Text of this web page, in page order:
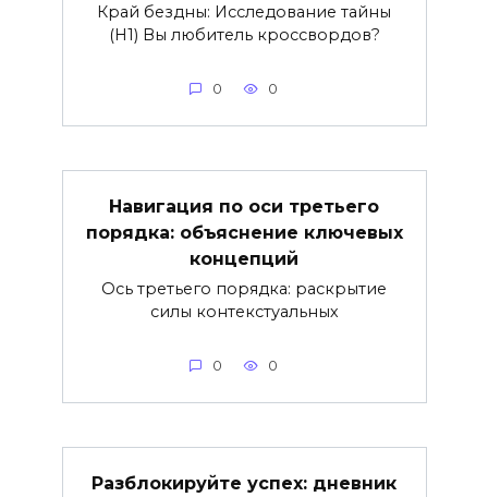
Край бездны: Исследование тайны
(H1) Вы любитель кроссвордов?
0 0
Навигация по оси третьего
порядка: объяснение ключевых
концепций
Ось третьего порядка: раскрытие
силы контекстуальных
0 0
Разблокируйте успех: дневник